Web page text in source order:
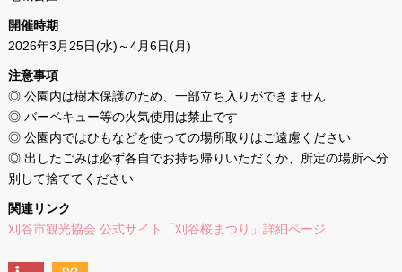
開催時期
2026年3月25日(水)～4月6日(月)
注意事項
◎ 公園内は樹木保護のため、一部立ち入りができません
◎ バーベキュー等の火気使用は禁止です
◎ 公園内ではひもなどを使っての場所取りはご遠慮ください
◎ 出したごみは必ず各自でお持ち帰りいただくか、所定の場所へ分
別して捨ててください
関連リンク
刈谷市観光協会 公式サイト「刈谷桜まつり」詳細ページ